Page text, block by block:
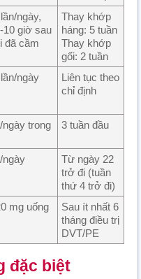
ngày,
10 giờ sau
đã cầm
Thay khớp
háng: 5 tuần
Thay khớp
gối: 2 tuần
ngày
Liên tục theo
chỉ định
ngày trong
3 tuần đầu
ngày
Từ ngày 22
trở đi (tuần
thứ 4 trở đi)
mg uống
Sau ít nhất 6
tháng điều trị
DVT/PE
đặc biệt